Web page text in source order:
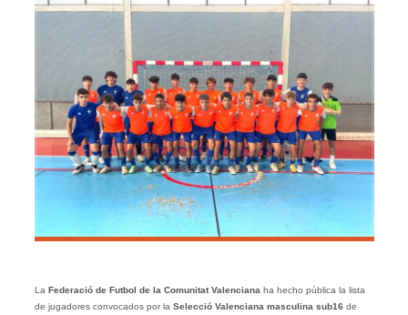
La Federació de Futbol de la Comunitat Valenciana ha hecho pública la lista
de jugadores convocados por la Selecció Valenciana masculina sub16 de